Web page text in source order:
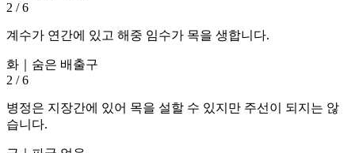
2 /6
계수가 연간에 있고 해중 임수가 목을 생합니다.
화
숨은 배출구
2 /6
병정은 지장간에 있어 목을 설할 수 있지만 주선이 되지는 않
습니다.